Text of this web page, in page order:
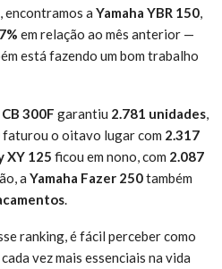
encontramos a Yamaha YBR 150,
7% em relação ao mês anterior —
está fazendo um bom trabalho
300F garantiu 2.781 unidades,
faturou o oitavo lugar com 2.317
XY 125 ficou em nono, com 2.087
a Yamaha Fazer 250também
.
ranking, é fácil perceber como
vez mais essenciais na vida